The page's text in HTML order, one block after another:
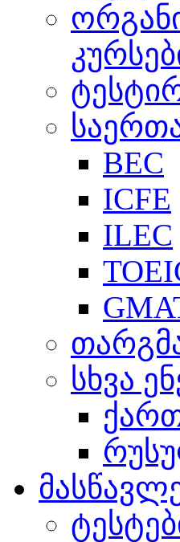
BEC
ICFE
ILEC
სხვა